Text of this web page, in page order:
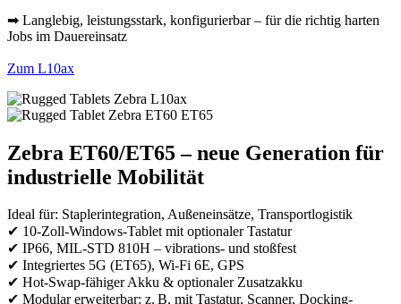
➡ Langlebig, leistungsstark, konfigurierbar – für die richtig harten
Jobs im Dauereinsatz
Zum L10ax
Zebra ET60/ET65 – neue Generation für
industrielle Mobilität
Ideal für: Staplerintegration, Außeneinsätze, Transportlogistik
✔ 10-Zoll-Windows-Tablet mit optionaler Tastatur
✔ IP66, MIL-STD 810H – vibrations- und stoßfest
✔ Integriertes 5G (ET65), Wi-Fi 6E, GPS
✔ Hot-Swap-fähiger Akku & optionaler Zusatzakku
✔ Modular erweiterbar: z. B. mit Tastatur, Scanner, Docking-